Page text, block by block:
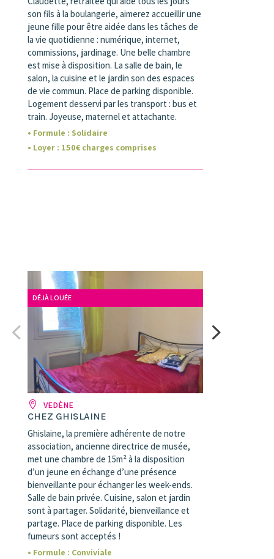
son fils à la boulangerie, aimerez accueillir une
jeune fille pour être aidée dans les tâches de
la vie quotidienne : numérique, internet,
commissions, jardinage. Une belle chambre
est mise à disposition. La salle de bain, le
salon, la cuisine et le jardin son des espaces
de vie commun. Place de parking disponible.
Logement desservi par les transport : bus et
train. Joyeuse, maternel et attachante.
• Formule : Solidaire
• Loyer: 150€ charges comprises
DÉJÀ LOUÉE
VEDÈNE
CHEZ GHISLAINE
Ghislaine, la première adhérente de notre
association, ancienne directrice de musée,
met une chambre de 15m² à la disposition
d’un jeune en échange d’une présence
bienveillante pour échanger les week-ends.
Salle de bain privée. Cuisine, salon et jardin
sont à partager. Solidarité, bienveillance et
partage. Place de parking disponible. Les
fumeurs sont acceptés !
• Formule : Conviviale